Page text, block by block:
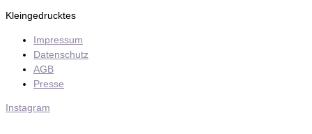
Kleingedrucktes
Impressum
Datenschutz
AGB
Presse
Instagram